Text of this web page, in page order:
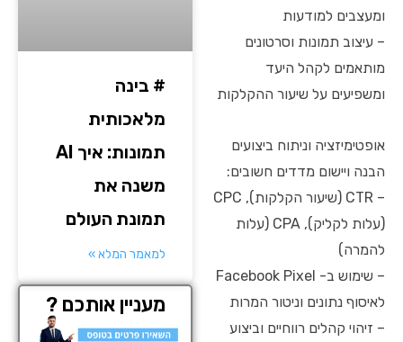
ומעצבים למודעות
– עיצוב תמונות וסרטונים
מותאמים לקהל היעד
ומשפיעים על שיעור ההקלקות
אופטימיזציה וניתוח ביצועים
הבנה ויישום מדדים חשובים:
– CTR (שיעור הקלקות), CPC
(עלות לקליק), CPA (עלות
להמרה)
– שימוש ב- Facebook Pixel
לאיסוף נתונים וניטור המרות
– זיהוי קהלים רווחיים וביצוע
# בינה
מלאכותית
תמונות: איך AI
משנה את
תמונת העולם
למאמר המלא »
מעניין אותכם ?